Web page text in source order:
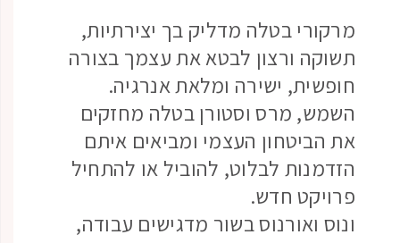
מרקורי בטלה מדליק בך יצירתיות,
תשוקה ורצון לבטא את עצמך בצורה
חופשית, ישירה ומלאת אנרגיה.
השמש, מרס וסטורן בטלה מחזקים
את הביטחון העצמי ומביאים איתם
הזדמנות לבלוט, להוביל או להתחיל
פרויקט חדש.
ונוס ואורנוס בשור מדגישים עבודה,